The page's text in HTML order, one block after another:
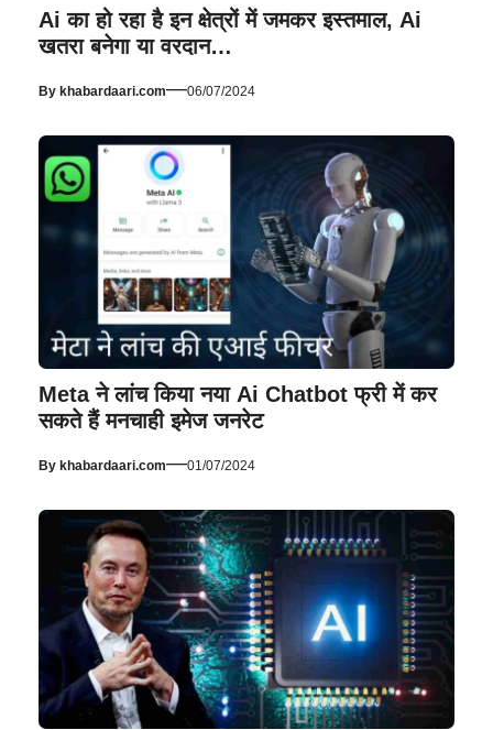
Ai का हो रहा है इन क्षेत्रों में जमकर इस्तमाल, Ai
खतरा बनेगा या वरदान…
By khabardaari.com—06/07/2024
Meta ने लांच किया नया Ai Chatbot फ्री में कर
सकते हैं मनचाही इमेज जनरेट
By khabardaari.com—01/07/2024